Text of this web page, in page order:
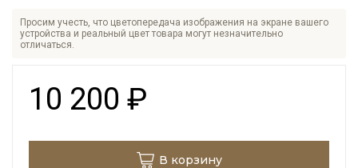
Просим учесть, что цветопередача изображения на экране вашего
устройства и реальный цвет товара могут незначительно
отличаться.
10 200 ₽
В корзину